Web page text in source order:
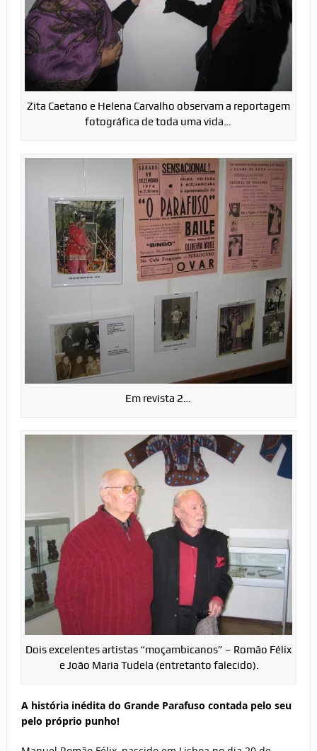
Zita Caetano e Helena Carvalho observam a reportagem
fotográfica de toda uma vida…
Em revista 2…
Dois excelentes artistas “moçambicanos” – Romão Félix
e João Maria Tudela (entretanto falecido).
A história inédita do Grande Parafuso contada pelo seu
pelo próprio punho!